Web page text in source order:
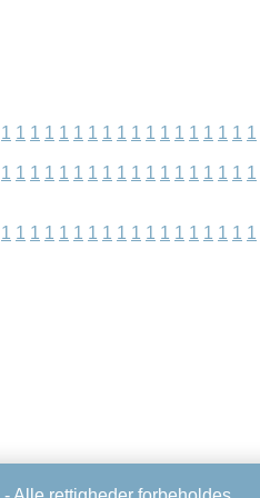
1 1 1 1 1 1 1 1 1 1 1 1 1 1 1 1 1 1
1 1 1 1 1 1 1 1 1 1 1 1 1 1 1 1 1 1
1 1 1 1 1 1 1 1 1 1 1 1 1 1 1 1 1 1